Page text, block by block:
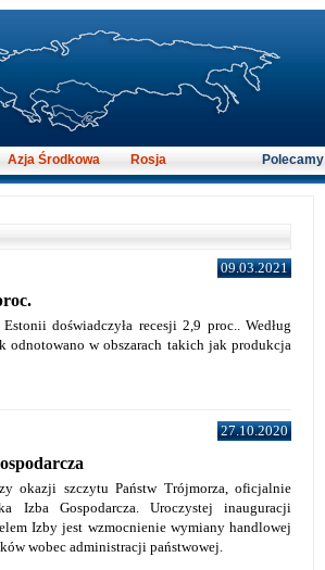
09.03.2021
doświadczyła recesji 2,9 proc.. Według
odnotowano w obszarach takich jak produkcja
27.10.2020
okazji szczytu Państw Trójmorza, oficjalnie
Izba Gospodarcza. Uroczystej inauguracji
Izby jest wzmocnienie wymiany handlowej
wobec administracji państwowej.
Azja Środkowa Rosja Polecamy